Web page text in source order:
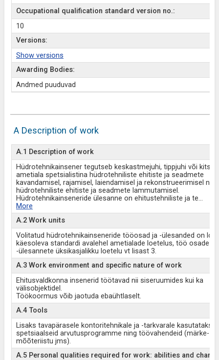
Occupational qualification standard version no.:
10
Versions:
Show versions
Awarding Bodies:
Andmed puuduvad
A Description of work
A.1 Description of work
Hüdrotehnikainsener tegutseb keskastmejuhi, tippjuhi või
ametiala spetsialistina hüdrotehniliste ehitiste ja seadmete
kavandamisel, rajamisel, laiendamisel ja rekonstrueerimisel ning
hüdrotehniliste ehitiste ja seadmete lammutamisel.
Hüdrotehnikainseneride ülesanne on ehitustehniliste ja te...
More
A.2 Work units
Volitatud hüdrotehnikainseneride tööosad ja -ülesanded on
käesoleva standardi avalehel ametialade loetelus, töö osade ja
-ülesannete üksikasjalikku loetelu vt lisast 3.
A.3 Work environment and specific nature of work
Ehitusvaldkonna insenerid töötavad nii siseruumides kui ka
välisobjektidel.
Töökoormus võib jaotuda ebaühtlaselt.
A.4 Tools
Lisaks tavapärasele kontoritehnikale ja -tarkvarale kasutatakse
spetsiaalseid arvutusprogramme ning töövahendeid (märke- ja
mõõteriistu jms).
A.5 Personal qualities required for work: abilities and